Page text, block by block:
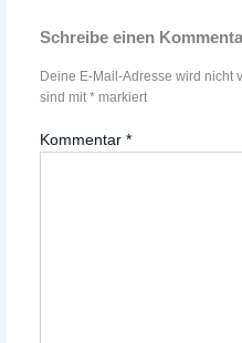
Schreibe einen
Deine E-Mail-Adresse wird nicht
sind mit* markiert
Kommentar*